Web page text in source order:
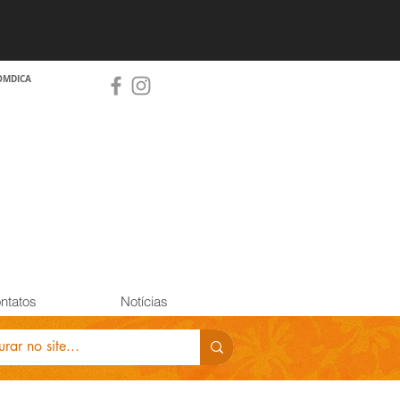
Notícias